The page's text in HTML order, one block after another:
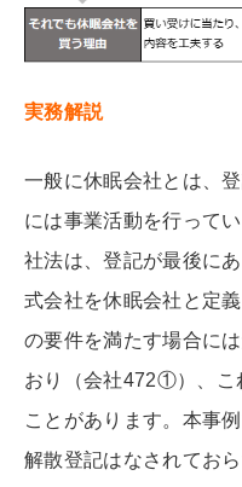
実務解説
一般に休眠会社とは、
には事業活動を行って
社法は、登記が最後に
式会社を休眠会社と定
の要件を満たす場合に
おり（会社472①）、こ
ことがあります。本事
解散登記はなされてお